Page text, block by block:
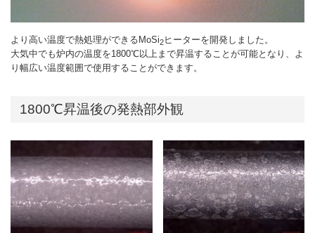
より高い温度で熱処理ができるMoSi2ヒーターを開発しました。
大気中でも炉内の温度を1800℃以上まで昇温することが可能となり、よ
り幅広い温度範囲で使用することができます。
1800℃昇温後の発熱部外観